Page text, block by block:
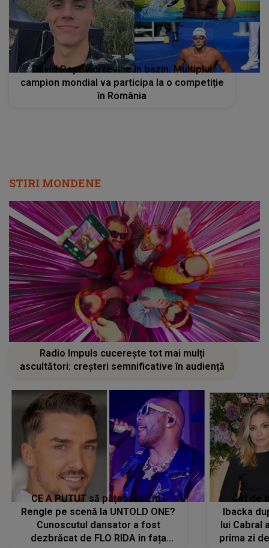
David Popovici revine în bazin. Multiplul
campion mondial va participa la o competiție
în România
STIRI MONDENE
Radio Impuls cucerește tot mai mulți
ascultători: creșteri semnificative în audiență
CE A PUTUT să pățească Emil
Rengle pe scenă la UNTOLD ONE?
Cunoscutul dansator a fost
dezbrăcat de FLO RIDA în fața
Cât de
Ibacka
lui Cabral
prima zi